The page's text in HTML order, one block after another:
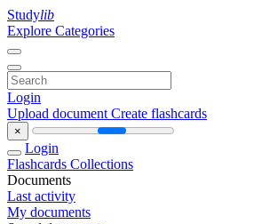
Studylib
Explore Categories
Login
Upload document Create flashcards
×
Login
Flashcards Collections
Documents
Last activity
My documents